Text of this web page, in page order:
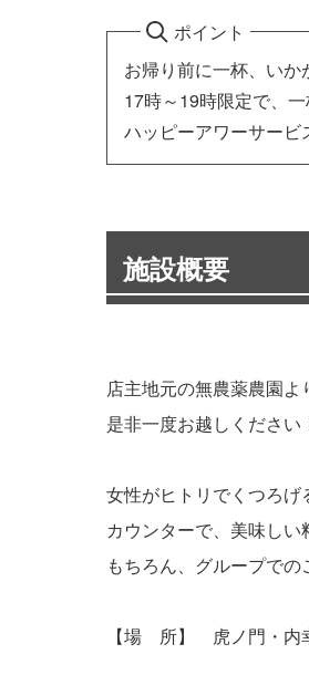
ポイント
お帰り前に一杯、いか
17時～19時限定で、
ハッピーアワーサービ
施設概要
店主地元の無農薬農園
是非一度お越しください
女性がヒトリでくつろげ
カウンターで、美味しい
もちろん、グループでの
【場 所】 虎ノ門・内